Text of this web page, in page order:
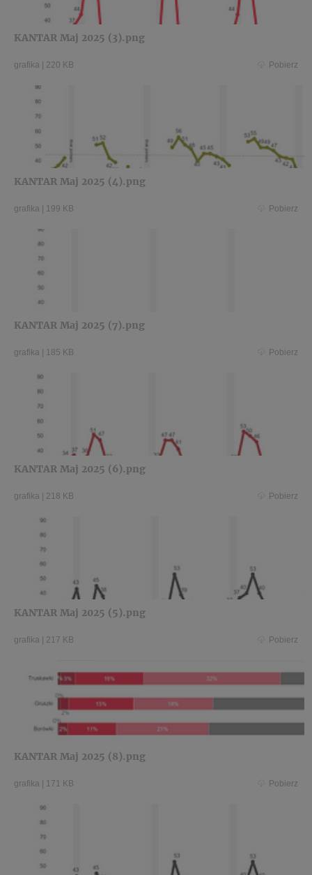
KANTAR Maj 2025 (3).png
grafika 220 KB Pobierz
KANTAR Maj 2025 (4).png
grafika 199 KB Pobierz
KANTAR Maj 2025 (7).png
grafika 185 KB Pobierz
KANTAR Maj 2025 (6).png
grafika 218 KB Pobierz
KANTAR Maj 2025 (5).png
grafika 217 KB Pobierz
KANTAR Maj 2025 (8).png
grafika 171 KB Pobierz